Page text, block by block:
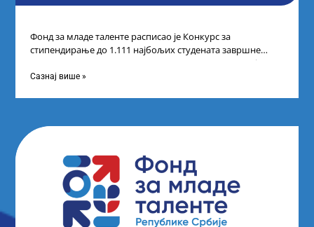
Фонд за младе таленте расписао је Конкурс за
стипендирање до 1.111 најбољих студената завршне
године основних и интегрисаних академских студија
Сазнај више »